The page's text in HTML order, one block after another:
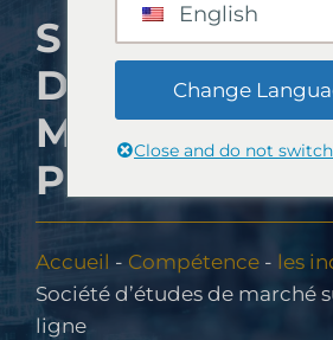
SOCIÉTÉ
D’ÉTUDES
MARCHÉ
PANELS EN
Accueil - Compétence - les
Société d’études de marché
ligne
English
Change
Close and do not